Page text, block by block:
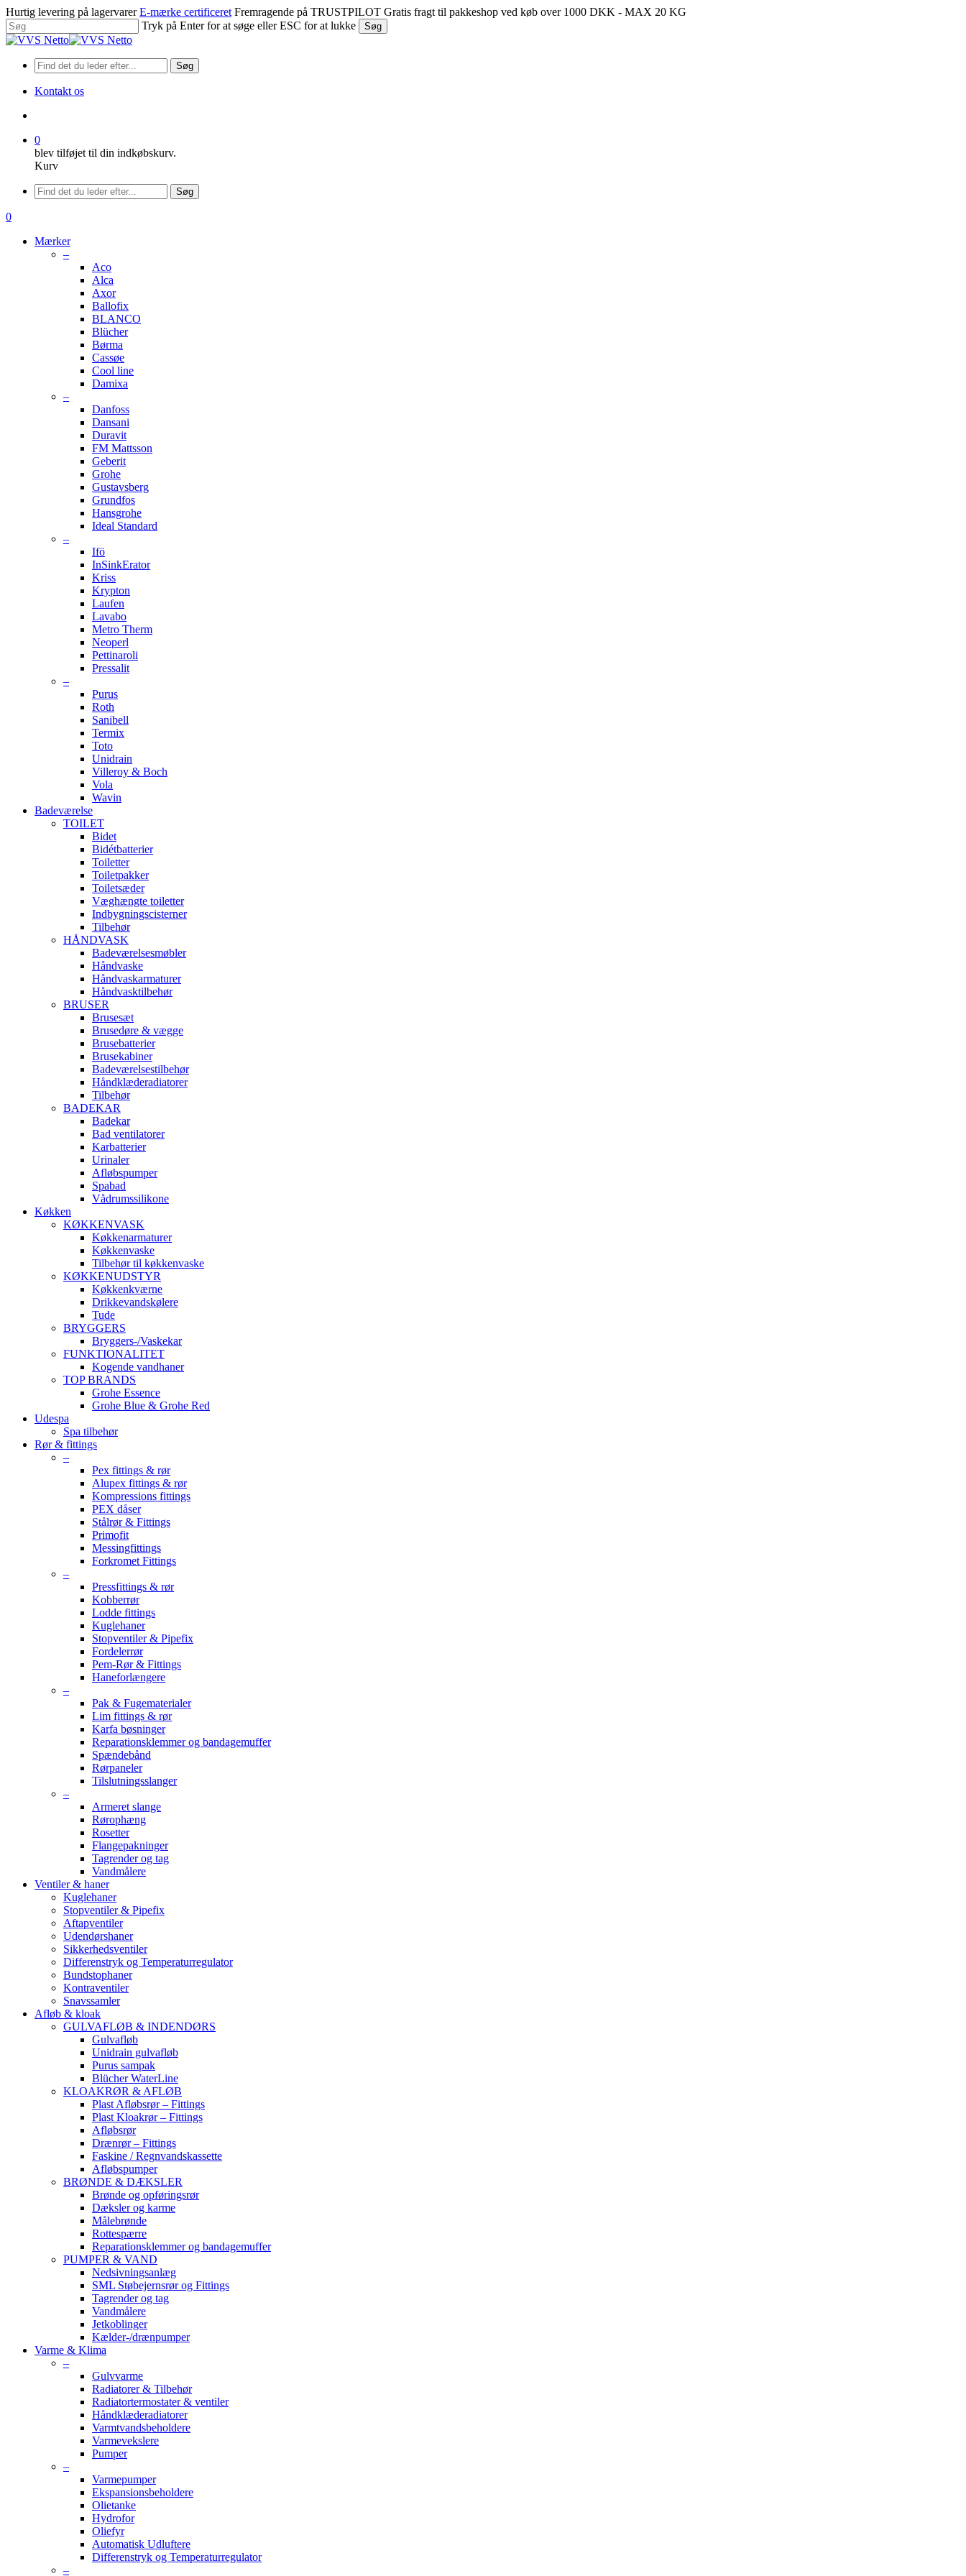
Spring
til
hovedindhold
Hurtig levering på lagervarer E-mærke certificeret Fremragende på TRUSTPILOT Gratis fragt til pakkeshop ved køb over 1000 DKK - MAX 20 KG
Tryk på Enter for at søge eller ESC for at lukke
Søg
Luk
Søg
Kontakt os
0
blev tilføjet til din indkøbskurv.
Kurv
Menu
Søg
søge
0
Mærker
–
Aco
Alca
Axor
Ballofix
BLANCO
Blücher
Børma
Cassøe
Cool line
Damixa
–
Danfoss
Dansani
Duravit
FM Mattsson
Geberit
Grohe
Gustavsberg
Grundfos
Hansgrohe
Ideal Standard
–
Ifö
InSinkErator
Kriss
Krypton
Laufen
Lavabo
Metro Therm
Neoperl
Pettinaroli
Pressalit
–
Purus
Roth
Sanibell
Termix
Toto
Unidrain
Villeroy & Boch
Vola
Wavin
Badeværelse
TOILET
Bidet
Bidétbatterier
Toiletter
Toiletpakker
Toiletsæder
Væghængte toiletter
Indbygningscisterner
Tilbehør
HÅNDVASK
Badeværelsesmøbler
Håndvaske
Håndvaskarmaturer
Håndvasktilbehør
BRUSER
Brusesæt
Brusedøre & vægge
Brusebatterier
Brusekabiner
Badeværelsestilbehør
Håndklæderadiatorer
Tilbehør
BADEKAR
Badekar
Bad ventilatorer
Karbatterier
Urinaler
Afløbspumper
Spabad
Vådrumssilikone
Køkken
KØKKENVASK
Køkkenarmaturer
Køkkenvaske
Tilbehør til køkkenvaske
KØKKENUDSTYR
Køkkenkværne
Drikkevandskølere
Tude
BRYGGERS
Bryggers-/Vaskekar
FUNKTIONALITET
Kogende vandhaner
TOP BRANDS
Grohe Essence
Grohe Blue & Grohe Red
Udespa
Spa tilbehør
Rør & fittings
–
Pex fittings & rør
Alupex fittings & rør
Kompressions fittings
PEX dåser
Stålrør & Fittings
Primofit
Messingfittings
Forkromet Fittings
–
Pressfittings & rør
Kobberrør
Lodde fittings
Kuglehaner
Stopventiler & Pipefix
Fordelerrør
Pem-Rør & Fittings
Haneforlængere
–
Pak & Fugematerialer
Lim fittings & rør
Karfa bøsninger
Reparationsklemmer og bandagemuffer
Spændebånd
Rørpaneler
Tilslutningsslanger
–
Armeret slange
Rørophæng
Rosetter
Flangepakninger
Tagrender og tag
Vandmålere
Ventiler & haner
Kuglehaner
Stopventiler & Pipefix
Aftapventiler
Udendørshaner
Sikkerhedsventiler
Differenstryk og Temperaturregulator
Bundstophaner
Kontraventiler
Snavssamler
Afløb & kloak
GULVAFLØB & INDENDØRS
Gulvafløb
Unidrain gulvafløb
Purus sampak
Blücher WaterLine
KLOAKRØR & AFLØB
Plast Afløbsrør – Fittings
Plast Kloakrør – Fittings
Afløbsrør
Drænrør – Fittings
Faskine / Regnvandskassette
Afløbspumper
BRØNDE & DÆKSLER
Brønde og opføringsrør
Dæksler og karme
Målebrønde
Rottespærre
Reparationsklemmer og bandagemuffer
PUMPER & VAND
Nedsivningsanlæg
SML Støbejernsrør og Fittings
Tagrender og tag
Vandmålere
Jetkoblinger
Kælder-/drænpumper
Varme & Klima
–
Gulvvarme
Radiatorer & Tilbehør
Radiatortermostater & ventiler
Håndklæderadiatorer
Varmtvandsbeholdere
Varmevekslere
Pumper
–
Varmepumper
Ekspansionsbeholdere
Olietanke
Hydrofor
Oliefyr
Automatisk Udluftere
Differenstryk og Temperaturregulator
–